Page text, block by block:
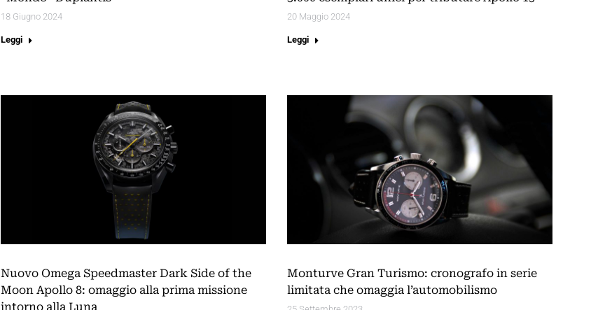
18 Giugno 2024
Leggi
20 Maggio 2024
Leggi
Nuovo Omega Speedmaster Dark Side of the
Moon Apollo 8: omaggio alla prima missione
intorno alla Luna
Monturve Gran Turismo: cronografo in serie
limitata che omaggia l’automobilismo